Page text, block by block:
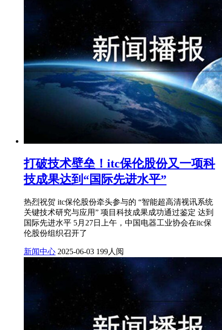
打破技术壁垒！itc保伦股份又一项科
技成果达到“国际先进水平”
热烈祝贺 itc保伦股份牵头参与的 “智能超高清视讯系统
关键技术研究与应用” 项目科技成果成功通过鉴定 达到
国际先进水平 5月27日上午，中国电器工业协会在itc保
伦股份组织召开了
新闻中心 2025-06-03 199人阅